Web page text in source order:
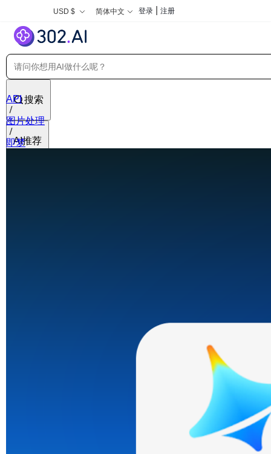
USD $ 简体中文 登录 注册
搜索
AI推荐
API
图片处理
即梦